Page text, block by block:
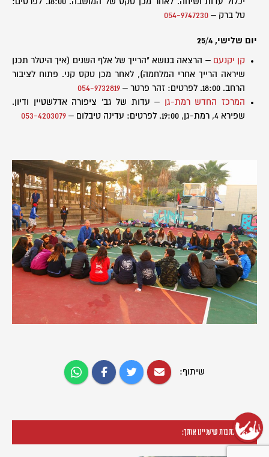
טל ברק – 054-9747230
יום שלישי, 25/4
קן יקנעם – הרצאה בנושא "הרייך של אלף השנים (איך היטלר תכנן
שיראה הרייך אחרי המלחמה), לאחר מכן טקס קני. פתוח לציבור
הרחב. 18:00. לפרטים: זהר פרטר –
054-9732819
המרכז החדש רמת-גן – עדות של גב' ציפורה אדלשטיין ודיון.
שפירא 4, רמת-גן, 19:00. לפרטים: עדינה טיבלום –
053-4203079
שיתוף:
עוד כתבות שיעניינו אותך: